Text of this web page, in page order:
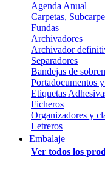
Agenda Anual
Carpetas,
Fundas
Archivadores
Archivador
Separadores
Bandejas de
Portadocumentos
Etiquetas
Ficheros
Organizadores y
Letreros
Embalaje
Ver todos los